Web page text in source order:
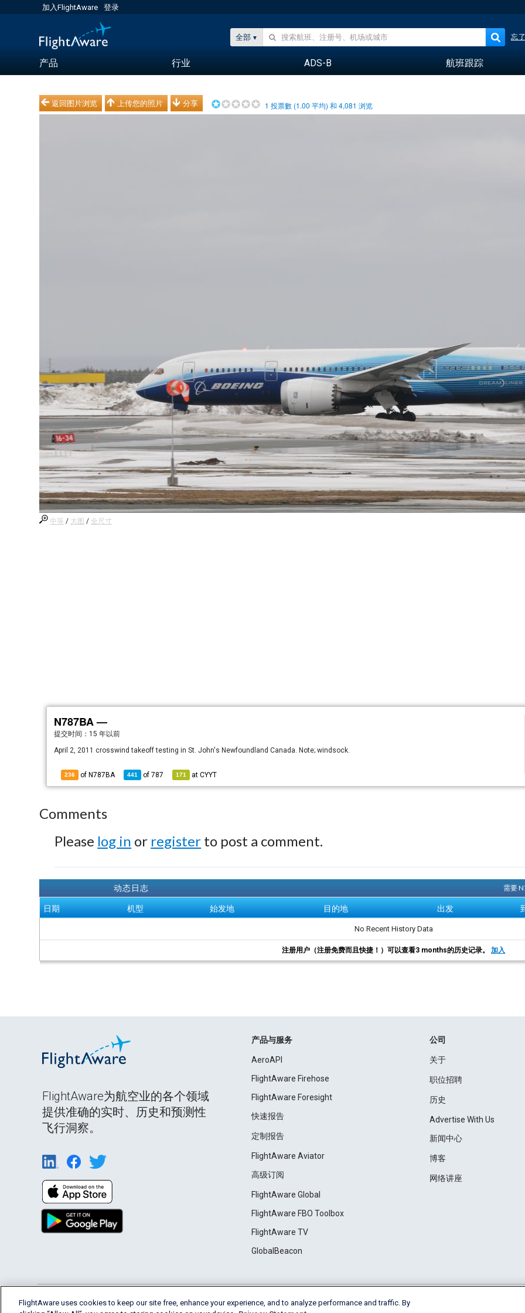
加入FlightAware 登录
全部 忘
产品 行业 ADS-B 航班跟踪
返回图片浏览 上传您的照片 分享 1 投票數 (1.00 平均) 和4,081 浏览
中等 / 大图 / 全尺寸
N787BA —
提交时间： 15 年以前
April 2, 2011 crosswind takeoff testing in St. John's Newfoundland Canada. Note; windsock.
236 of N787BA 441 of787 171 atCYYT
Comments
Please log in or register to post a comment.
动态日志 需要
日期 机型 始发地 目的地 出发
No Recent History Data
注册用户（注册免费而且快捷！）可以查看3 months的历史记录。加入
FlightAware为航空业的各个领域
提供准确的实时、历史和预测性
飞行洞察。
产品与服务
AeroAPI
FlightAware Firehose
FlightAware Foresight
快速报告
定制报告
FlightAware Aviator
高级订阅
FlightAware Global
FlightAware FBO Toolbox
FlightAware TV
GlobalBeacon
公司
关于
职位招聘
历史
Advertise With Us
新闻中心
博客
网络讲座
English (USA) 2026 FlightAware Terms of Use Privacy Cookie Settings
FlightAware uses cookies to keep our site free, enhance your experience, and to analyze performance and traffic. By